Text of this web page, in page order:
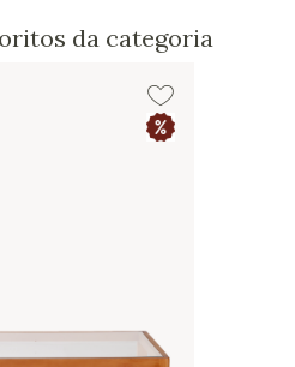
da categoria